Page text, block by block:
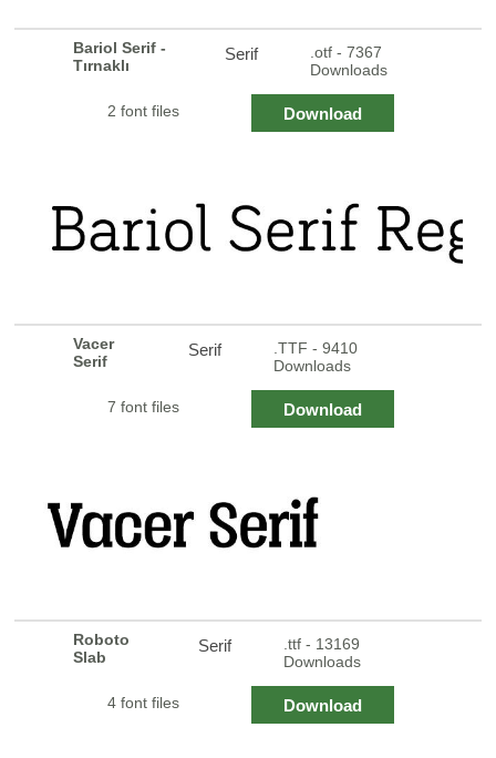
Bariol Serif -
Tırnaklı
Serif
.otf - 7367
Downloads
2 font files Download
Vacer
Serif
Serif
.TTF - 9410
Downloads
7 font files Download
Roboto
Slab
Serif
.ttf - 13169
Downloads
4 font files Download